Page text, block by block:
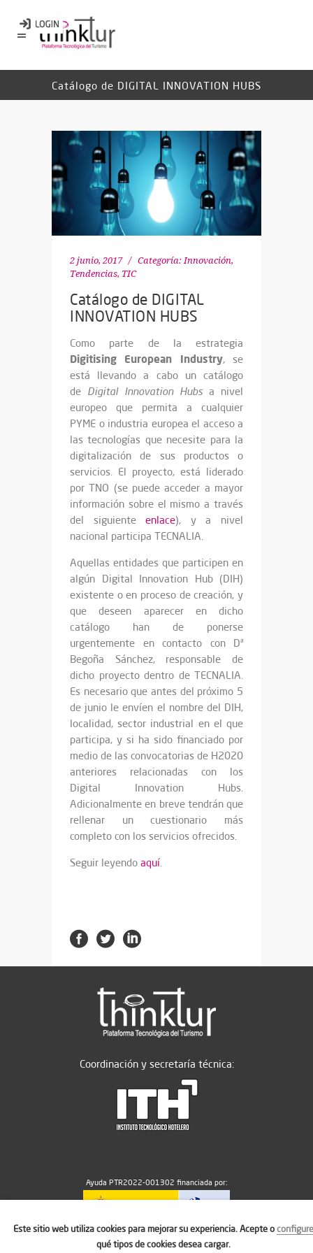
Catálogo de DIGITAL INNOVATION HUBS
2 junio, 2017 Categoría: Innovación,
Tendencias, TIC
Catálogo de DIGITAL
INNOVATION HUBS
Como parte de la estrategia
Digitising European Industry, se
está llevando a cabo un catálogo
de Digital Innovation Hubsa nivel
europeo que permita a cualquier
PYME o industria europea el acceso a
las tecnologías que necesite para la
digitalización de sus productos o
servicios. El proyecto, está liderado
por TNO (se puede acceder a mayor
información sobre el mismo a través
del siguienteenlace), y a nivel
nacional participa TECNALIA.
Aquellas entidades que participen en
algún Digital Innovation Hub (DIH)
existente o en proceso de creación, y
que deseen aparecer en dicho
catálogo han de ponerse
urgentemente en contacto con Dª
Begoña Sánchez, responsable de
dicho proyecto dentro de TECNALIA.
Es necesario que antes del próximo 5
de junio le envíen el nombre del DIH,
localidad, sector industrial en el que
participa, y si ha sido financiado por
medio de las convocatorias de H2020
anteriores relacionadas con los
Digital Innovation Hubs.
Adicionalmente en breve tendrán que
rellenar un cuestionario más
completo con los servicios ofrecidos.
Seguir leyendo aquí.
Coordinación y secretaría técnica:
Ayuda PTR2022-001302 financiada por:
MICIU/AEI/10.13039/501100011033
Este sitio web utiliza cookies para mejorar su experiencia. Acepte oconfigure
qué tipos de cookies desea cargar.